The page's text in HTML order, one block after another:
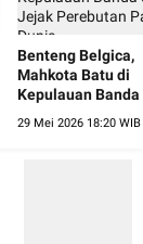
Benteng Belgica,
Mahkota Batu di
Kepulauan Banda
29 Mei 2026 18:20 WIB